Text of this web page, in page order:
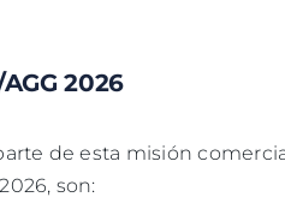
2026
de esta misión
son: